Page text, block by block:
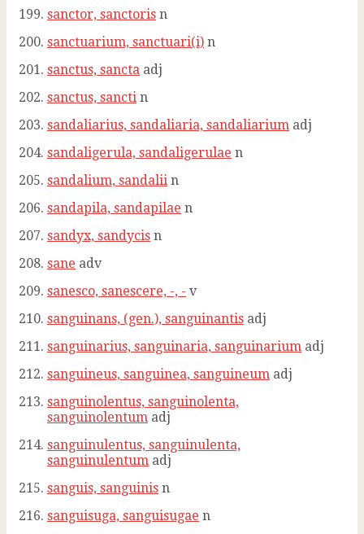
sanctor, sanctoris n
sanctuarium, sanctuari(i) n
sanctus, sancta adj
sanctus, sancti n
sandaliarius, sandaliaria, sandaliarium adj
sandaligerula, sandaligerulae n
sandalium, sandalii n
sandapila, sandapilae n
sandyx, sandycis n
sane adv
sanesco, sanescere, -, - v
sanguinans, (gen.), sanguinantis adj
sanguinarius, sanguinaria, sanguinarium adj
sanguineus, sanguinea, sanguineum adj
sanguinolentus, sanguinolenta,
sanguinolentum adj
sanguinulentus, sanguinulenta,
sanguinulentum adj
sanguis, sanguinis n
sanguisuga, sanguisugae n